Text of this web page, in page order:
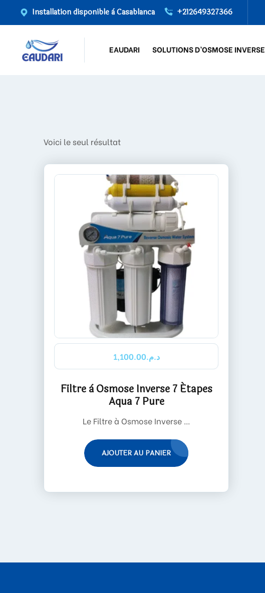
Installation disponible à Casablanca +212649327366
EAUDARI SOLUTIONS D’OSMOSE INVERSE
Voici le seul résultat
د.م.1,100.00
Filtre à Osmose Inverse 7 Étapes
Aqua 7 Pure
Le Filtre à Osmose Inverse ...
AJOUTER AU PANIER